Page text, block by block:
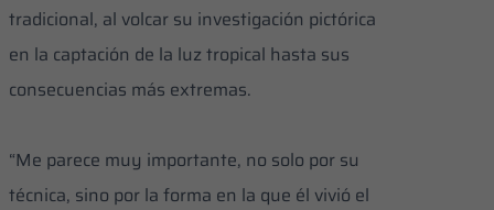
tradicional, al volcar su investigación pictórica
en la captación de la luz tropical hasta sus
consecuencias más extremas.
“Me parece muy importante, no solo por su
técnica, sino por la forma en la que él vivió el